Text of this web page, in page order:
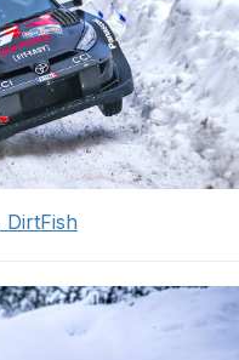
DirtFish